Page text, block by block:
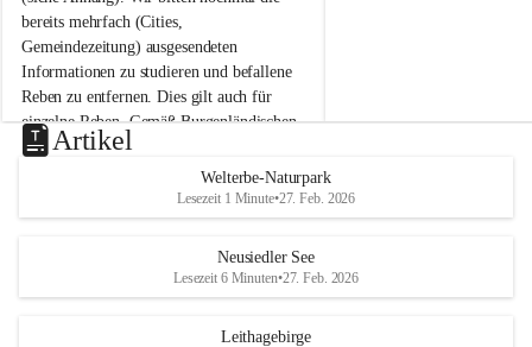
n
a
m
N
e
u
s
d
S
bereits mehrfach (Cities,
Gemeindezeitung) ausgesendeten
Informationen zu studieren und befallene
Reben zu entfernen. Dies gilt auch für
einzelne Reben. Gemäß Burgenländischen
Weinbaugesetz sind nicht gepflegte oder
unzulässige Weingärten zu roden! Bitte
helfen wir zusammen um unsere Winzer
vor den prognostizierten Ernteausfällen
und den daraus folgenden wirtschaftlichen
u
e
d
r
S
Artikel
Welterbe-Naturpark
Lesezeit 1 Minute•27. Feb. 2026
Neusiedler See
Lesezeit 6 Minuten•27. Feb. 2026
Leithagebirge